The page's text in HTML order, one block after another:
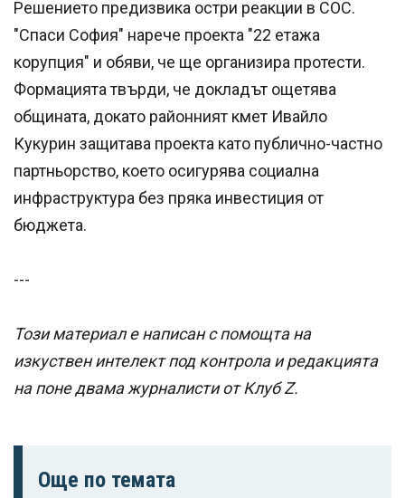
Решението предизвика остри реакции в СОС.
"Спаси София" нарече проекта "22 етажа
корупция" и обяви, че ще организира протести.
Формацията твърди, че докладът ощетява
общината, докато районният кмет Ивайло
Кукурин защитава проекта като публично-частно
партньорство, което осигурява социална
инфраструктура без пряка инвестиция от
бюджета.
---
Този материал е написан с помощта на
изкуствен интелект под контрола и редакцията
на поне двама журналисти от Клуб Z.
Още по темата